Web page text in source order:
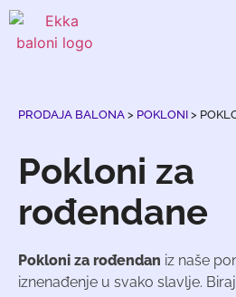
PRODAJA BALONA > POKLONI >
Pokloni za
rođendane
Pokloni za rođendan iz naše
iznenađenje u svako slavlje.